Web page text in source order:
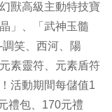
獸高級主動特技寶
」、「武神玉髓
笑、西河、陽
素靈符、元素盾符
活動期間每儲值1
禮包、170元禮